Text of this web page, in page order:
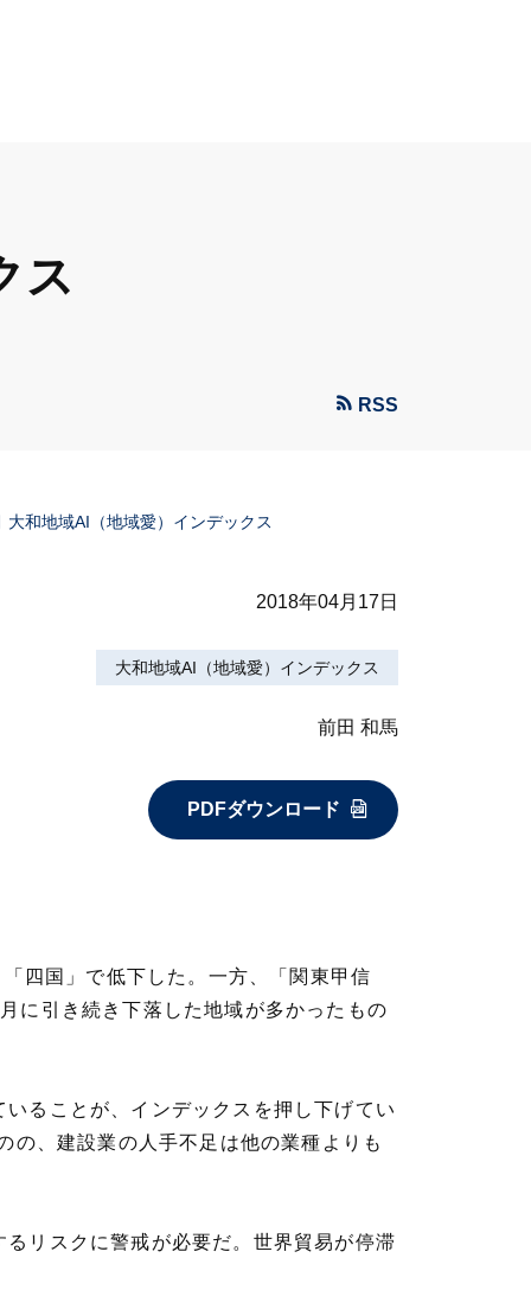
ス
RSS
大和地域AI（地域愛）インデックス
2018年04月17日
大和地域AI（地域愛）インデックス
前田 和馬
PDFダウンロード
四国」で低下した。一方、「関東甲信
に引き続き下落した地域が多かったもの
ることが、インデックスを押し下げてい
の、建設業の人手不足は他の業種よりも
リスクに警戒が必要だ。世界貿易が停滞